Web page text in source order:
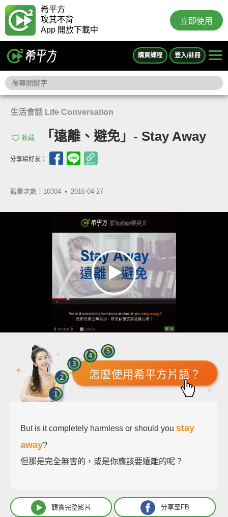
希平方
攻其不背
App 開放下載中
立即使用
購買課程 登入/註冊
生活會話 Life Conversation
收藏 「遠離、避免」- Stay Away
分享給好友：
觀看次數：10304 • 2016-04-27
怎麼使用希平方片語？
But is it completely harmless or should you stay
away?
但那是完全無害的，或是你應該要遠離的呢？
觀賞完整影片 分享至FB